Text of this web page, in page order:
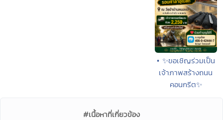
• ✨ขอเชิญร่วมเป็น
เจ้าภาพสร้างถนน
คอนกรีต✨
#เนื้อหาที่เกี่ยวข้อง